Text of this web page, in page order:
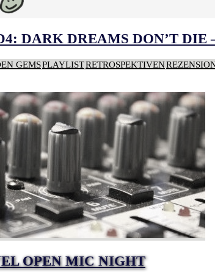
DARK DREAMS DON’T DIE
GEMSPLAYLISTRETROSPEKTIVEN
OPEN MIC NIGHT